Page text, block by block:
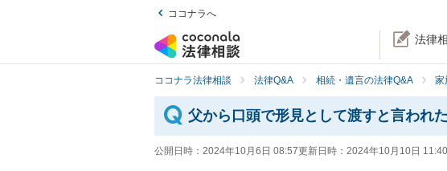
ココナラへ
法律
ココナラ法律相談 法律Q&A 相続・遺言の法律Q&A 家
父から口頭で形見として渡すと言われ
公開日時： 2024年10月6日 08:57更新日時： 2024年10月10日 11:40